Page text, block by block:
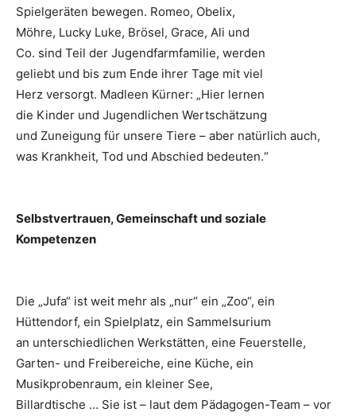
Spielgeräten bewegen. Romeo, Obelix,
Möhre, Lucky Luke, Brösel, Grace, Ali und
Co. sind Teil der Jugendfarmfamilie, werden
geliebt und bis zum Ende ihrer Tage mit viel
Herz versorgt. Madleen Kürner: „Hier lernen
die Kinder und Jugendlichen Wertschätzung
und Zuneigung für unsere Tiere – aber natürlich auch,
was Krankheit, Tod und Abschied bedeuten.“
Selbstvertrauen, Gemeinschaft und soziale
Kompetenzen
Die „Jufa“ ist weit mehr als „nur“ ein „Zoo“, ein
Hüttendorf, ein Spielplatz, ein Sammelsurium
an unterschiedlichen Werkstätten, eine Feuerstelle,
Garten- und Freibereiche, eine Küche, ein
Musikprobenraum, ein kleiner See,
Billardtische … Sie ist – laut dem Pädagogen-Team – vor